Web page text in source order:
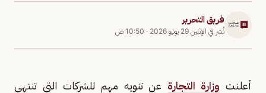
فريق التحرير
نُشر في الإثنين 29 يونيو 2026 · 10:50 ص
أعلنت وزارة التجارة عن تنويه مهم للشركات التي تنتهي